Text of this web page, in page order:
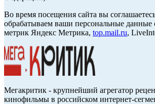
Во время посещения сайта вы
обрабатываем ваши персональные данные
метрик Яндекс Метрика, top.mail.ru,
Мегакритик - крупнейший агрегатор
кинофильмы в российском интернет-